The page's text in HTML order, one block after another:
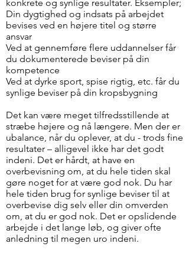
konkrete og synlige resultater. Eksempler;
Din dygtighed og indsats på arbejdet
bevises ved en højere titel og større
ansvar
Ved at gennemføre flere uddannelser får
du dokumenterede beviser på din
kompetence
Ved at dyrke sport, spise rigtig, etc. får du
synlige beviser på din kropsbygning
Det kan være meget tilfredsstillende at
stræbe højere og nå længere. Men der er
ubalance, når du oplever, at du - trods fine
resultater – alligevel ikke har det godt
indeni. Det er hårdt, at have en
overbevisning om, at du hele tiden skal
gøre noget for at være god nok. Du har
hele tiden brug for synlige beviser til at
overbevise dig selv eller din omverden
om, at du er god nok. Det er opslidende
arbejde i det lange løb, og giver ofte
anledning til megen uro indeni.